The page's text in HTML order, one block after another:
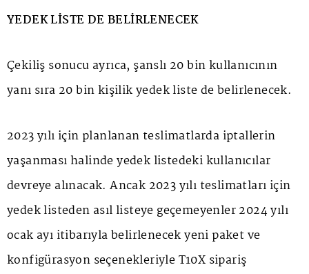
YEDEK LİSTE DE BELİRLENECEK
Çekiliş sonucu ayrıca, şanslı 20 bin kullanıcının
yanı sıra 20 bin kişilik yedek liste de belirlenecek.
2023 yılı için planlanan teslimatlarda iptallerin
yaşanması halinde yedek listedeki kullanıcılar
devreye alınacak. Ancak 2023 yılı teslimatları için
yedek listeden asıl listeye geçemeyenler 2024 yılı
ocak ayı itibarıyla belirlenecek yeni paket ve
konfigürasyon seçenekleriyle T10X sipariş